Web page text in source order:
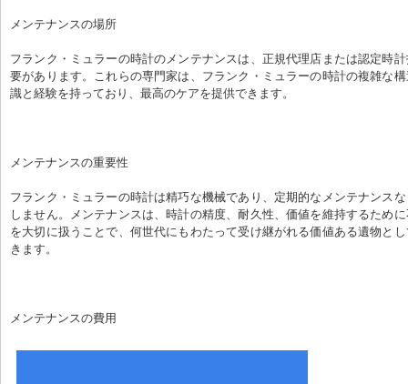
メンテナンスの場所
フランク・ミュラーの時計のメンテナンスは、正規代理店または認定時
要があります。これらの専門家は、フランク・ミュラーの時計の複雑な
識と経験を持っており、最高のケアを提供できます。
メンテナンスの重要性
フランク・ミュラーの時計は精巧な機械であり、定期的なメンテナンス
しません。メンテナンスは、時計の精度、耐久性、価値を維持するため
を大切に扱うことで、何世代にもわたって受け継がれる価値ある遺物と
きます。
メンテナンスの費用